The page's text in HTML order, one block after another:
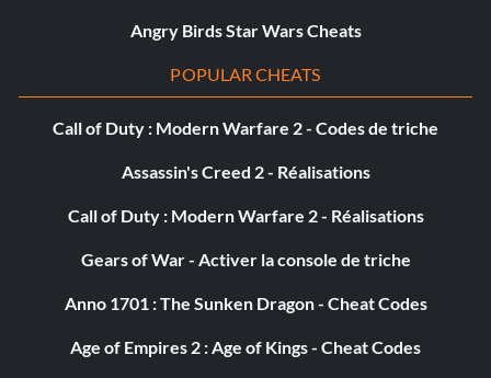
Angry Birds Star Wars Cheats
POPULAR CHEATS
Call of Duty : Modern Warfare 2 - Codes de triche
Assassin's Creed 2 - Réalisations
Call of Duty : Modern Warfare 2 - Réalisations
Gears of War - Activer la console de triche
Anno 1701 : The Sunken Dragon - Cheat Codes
Age of Empires 2 : Age of Kings - Cheat Codes